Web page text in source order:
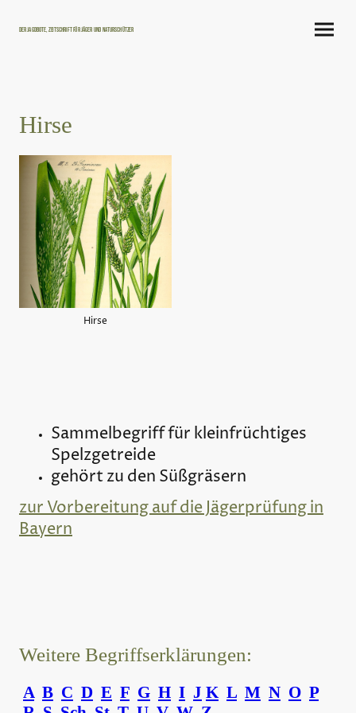
Der Jagdbote, Zeitschrift für Jäger und Naturschützer
Hirse
Hirse
Sammelbegriff für kleinfrüchtiges
Spelzgetreide
gehört zu den Süßgräsern
zur Vorbereitung auf die Jägerprüfung in
Bayern
Weitere Begriffserklärungen:
A B C D E F G H I J K L M N O P